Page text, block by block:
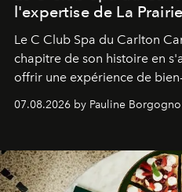
l'expertise de La Prairie
Le C Club Spa du Carlton
chapitre de son histoire en
offrir une expérience de
expertise se rencontrent.
07.08.2026 by Pauline Borgogno